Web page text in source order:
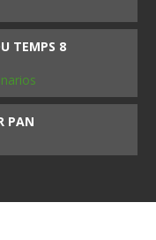
TEMPS 8
PAN